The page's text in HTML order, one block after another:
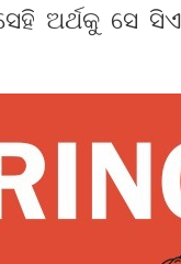
ଅର୍ଥକୁ ସେ